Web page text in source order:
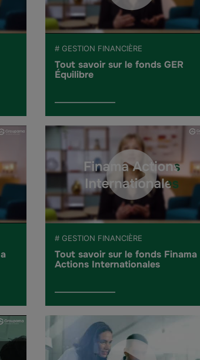
# GESTION FINANCIÈRE
Tout savoir sur le fonds GER
Équilibre
# GESTION FINANCIÈRE
Tout savoir sur le fonds Finama
Actions Internationales